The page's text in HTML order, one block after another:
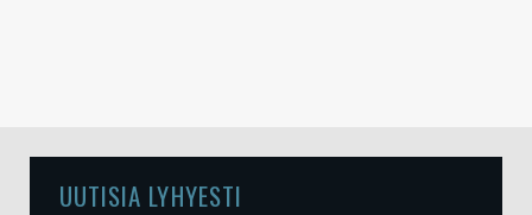
UUTISIA LYHYESTI